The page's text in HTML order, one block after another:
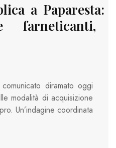
a Paparesta:
farneticanti,
diramato oggi
modalità di acquisizione
Un’indagine coordinata